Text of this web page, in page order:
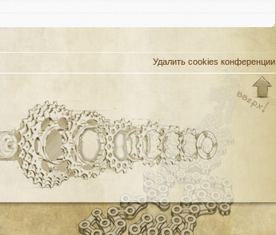
Удалить cookies конференции